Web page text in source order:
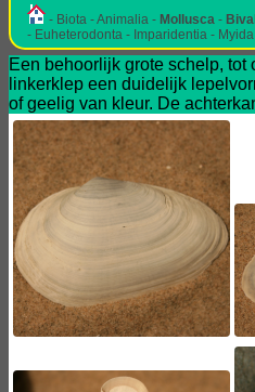
- Biota - Animalia - Mollusca -
- Euheterodonta - Imparidentia -
Een behoorlijk grote schelp, tot
linkerklep een duidelijk
of geelig van kleur. De